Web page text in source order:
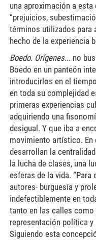
una aproximación a
“prejuicios,
términos utilizados para
hecho de la experiencia
Boedo. Orígenes...no
Boedo en un panteón
introducirlos en el
en toda su complejidad
primeras experiencias
adquiriendo una
desigual. Y que iba a
movimiento artístico.
desarrollan la
la lucha de clases, una
esferas de la vida. “Para
autores- burguesía y
indefectiblemente en
tanto en las calles
representación política
Siguiendo esta